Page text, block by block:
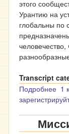
этого
Урантию на
глобальны по
Transcript
Подробнее о
1